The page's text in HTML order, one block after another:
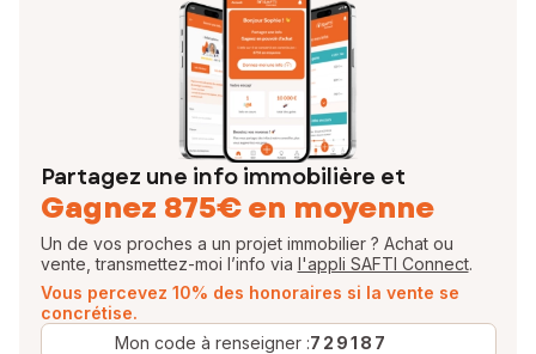
Partagez une info immobilière et
Gagnez 875€ en moyenne
Un de vos proches a un projet immobilier ? Achat ou
vente, transmettez-moi l’info via l'appli SAFTI Connect.
Vous percevez 10% des honoraires si la vente se
concrétise.
Mon code à renseigner :729187